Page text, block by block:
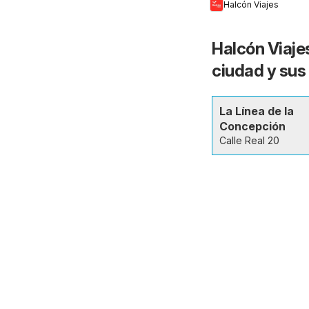
Halcón Viajes
Halcón
ciudad y
La Línea de la
Concepción
Calle Real 20